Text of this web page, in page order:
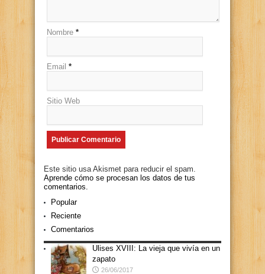
Nombre *
Email *
Sitio Web
Este sitio usa Akismet para reducir el spam.
Aprende cómo se procesan los datos de tus
comentarios.
Popular
Reciente
Comentarios
Ulises XVIII: La vieja que vivía en un
zapato
26/06/2017